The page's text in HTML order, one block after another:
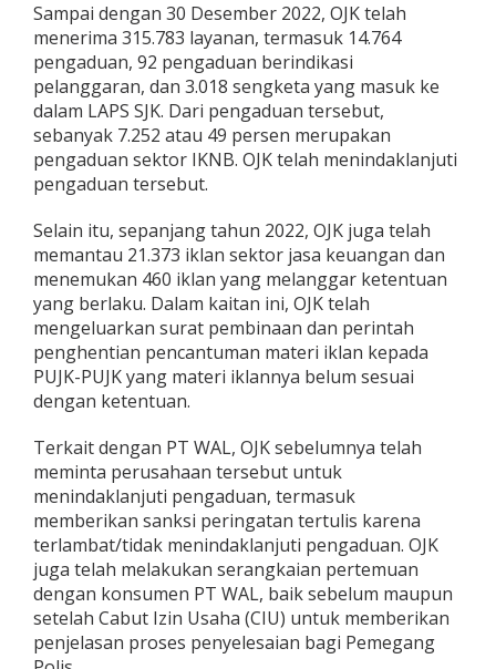
Sampai dengan 30 Desember 2022, OJK telah
menerima 315.783 layanan, termasuk 14.764
pengaduan, 92 pengaduan berindikasi
pelanggaran, dan 3.018 sengketa yang masuk ke
dalam LAPS SJK. Dari pengaduan tersebut,
sebanyak 7.252 atau 49 persen merupakan
pengaduan sektor IKNB. OJK telah menindaklanjuti
pengaduan tersebut.
Selain itu, sepanjang tahun 2022, OJK juga telah
memantau 21.373 iklan sektor jasa keuangan dan
menemukan 460 iklan yang melanggar ketentuan
yang berlaku. Dalam kaitan ini, OJK telah
mengeluarkan surat pembinaan dan perintah
penghentian pencantuman materi iklan kepada
PUJK-PUJK yang materi iklannya belum sesuai
dengan ketentuan.
Terkait dengan PT WAL, OJK sebelumnya telah
meminta perusahaan tersebut untuk
menindaklanjuti pengaduan, termasuk
memberikan sanksi peringatan tertulis karena
terlambat/tidak menindaklanjuti pengaduan. OJK
juga telah melakukan serangkaian pertemuan
dengan konsumen PT WAL, baik sebelum maupun
setelah Cabut Izin Usaha (CIU) untuk memberikan
penjelasan proses penyelesaian bagi Pemegang